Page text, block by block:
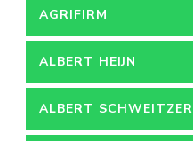
MEDEWERKER
AGRIFIRM
ALBERT HEIJN
ALBERT SCHWEITZER